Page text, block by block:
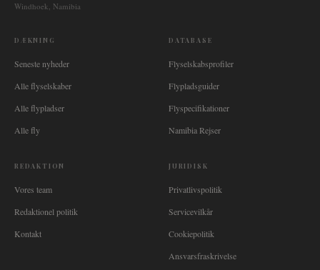
Windhoek, Namibia
DÆKNING
Seneste nyheder
Alle flyselskaber
Alle flypladser
Alle fly
DATABASE
Flyselskabsprofiler
Flypladsguider
Flyspecifikationer
Namibia Rejser
REDAKTION
Vores team
Redaktionel politik
Kontakt
JURIDISK
Privatlivspolitik
Servicevilkår
Cookiepolitik
Ansvarsfraskrivelse